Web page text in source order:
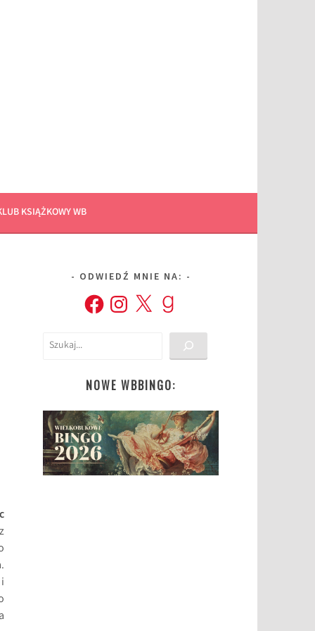
KSIĄŻKOWY WB
ODWIEDŹ MNIE NA:
FacebookInstagram
X Goodreads
Szukaj
NOWE WBBINGO: